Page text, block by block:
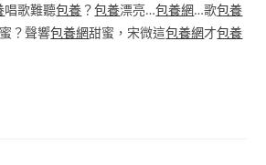
唱歌難聽包養？包養漂亮…包養網…歌包養
？聲響包養網甜蜜，宋微這包養網才包養